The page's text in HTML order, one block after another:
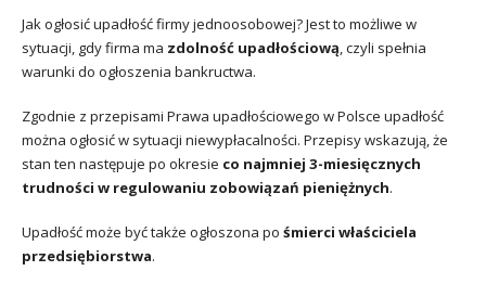
Jak ogłosić upadłość firmy jednoosobowej? Jest to możliwe w
sytuacji, gdy firma ma zdolność upadłościową, czyli spełnia
warunki do ogłoszenia bankructwa.
Zgodnie z przepisami Prawa upadłościowego w Polsce upadłość
można ogłosić w sytuacji niewypłacalności. Przepisy wskazują, że
stan ten następuje po okresie co najmniej 3-miesięcznych
trudności w regulowaniu zobowiązań pieniężnych.
Upadłość może być także ogłoszona po śmierci właściciela
przedsiębiorstwa.